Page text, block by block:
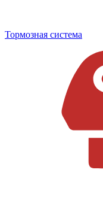
Тормозная система